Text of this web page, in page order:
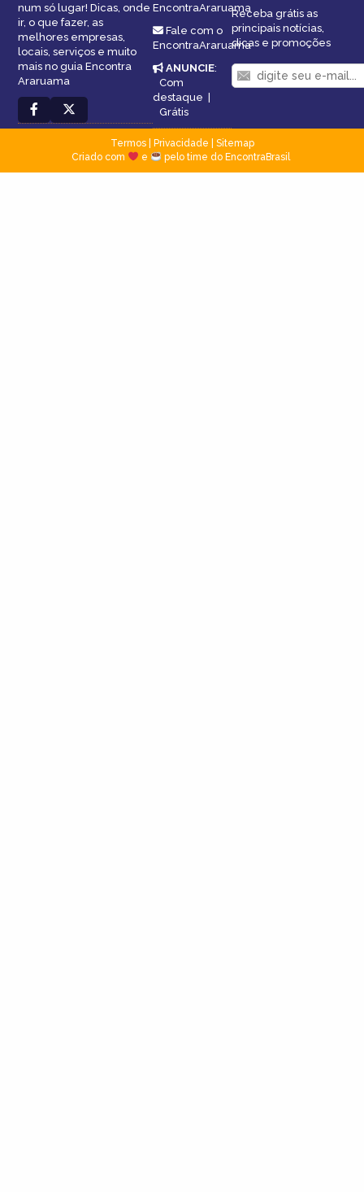
num só lugar! Dicas, onde
ir, o que fazer, as
melhores empresas,
locais, serviços e muito
mais no guia Encontra
Araruama
EncontraAraruama
Fale com o
EncontraAraruama
ANUNCIE:
Com
destaque |
Grátis
Receba grátis as
principais notícias,
dicas e promoções
Termos| Privacidade
Sitemap
Criado com
e pelo time do EncontraBrasil